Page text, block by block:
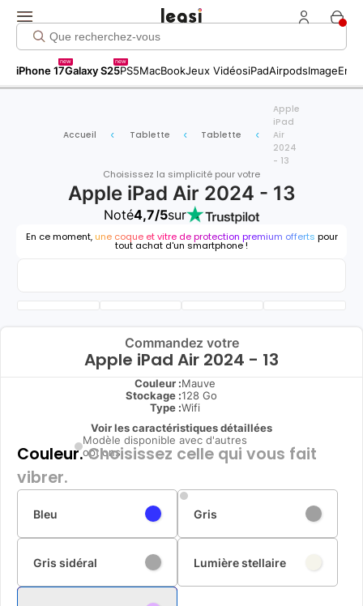
iPhone 17
new
Galaxy S25
new
PS5MacBookJeux VidéosiPadAirpodsImage
Accueil Tablette Tablette
Apple
iPad
Air
2024
- 13
Choisissez la simplicité pour votre
Apple iPad Air 2024 - 13
Noté4,7/5sur
En ce moment, une coque et vitre de protection premium offerts pour
tout achat d'un smartphone !
Commandez votre
Apple iPad Air 2024 - 13
Couleur :Mauve
Stockage :128 Go
Type :Wifi
Voir les caractéristiques détaillées
Modèle disponible avec d'autres
options
Couleur.Choisissez celle qui vous fait
vibrer.
Bleu Gris
Gris sidéral Lumière stellaire